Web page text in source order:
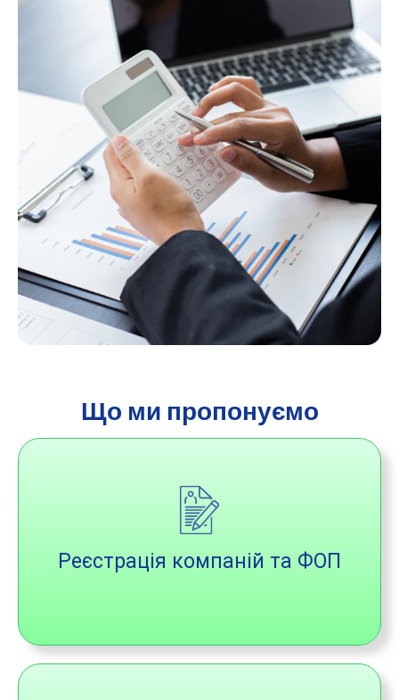
Що ми пропонуємо
Реєстрація компаній та ФОП